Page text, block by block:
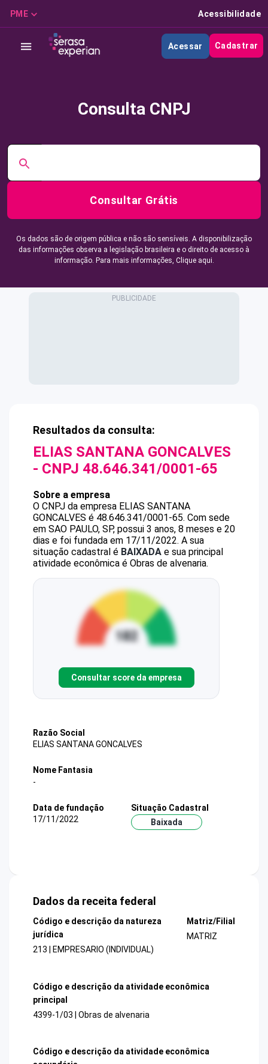
PME Acessibilidade
Acessar Cadastrar
Consulta CNPJ
Consultar Grátis
Os dados são de origem pública e não são sensíveis. A disponibilização
das informações observa a legislação brasileira e o direito de acesso à
informação. Para mais informações, Clique aqui.
Resultados da consulta:
ELIAS SANTANA GONCALVES
- CNPJ 48.646.341/0001-65
Sobre a empresa
O CNPJ da empresa ELIAS SANTANA
GONCALVES é 48.646.341/0001-65. Com sede
em SAO PAULO, SP, possui 3 anos, 8 meses e 20
dias e foi fundada em 17/11/2022. A sua
situação cadastral é BAIXADA e sua principal
atividade econômica é Obras de alvenaria.
Consultar score da empresa
Razão Social
ELIAS SANTANA GONCALVES
Nome Fantasia
-
Data de fundação
17/11/2022
Situação Cadastral
Baixada
Dados da receita federal
Código e descrição da natureza
jurídica
213 | EMPRESARIO (INDIVIDUAL)
Matriz/Filial
MATRIZ
Código e descrição da atividade econômica
principal
4399-1/03 | Obras de alvenaria
Código e descrição da atividade econômica